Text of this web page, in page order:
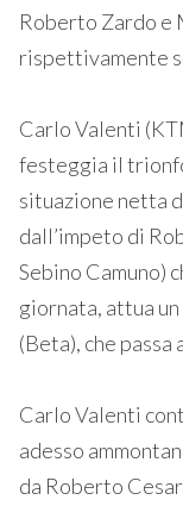
Roberto Zardo e
rispettivamente
Carlo Valenti
festeggia il
situazione netta
dall’impeto di
Sebino Camuno)
giornata, attua
(Beta), che
Carlo Valenti
adesso
da Roberto